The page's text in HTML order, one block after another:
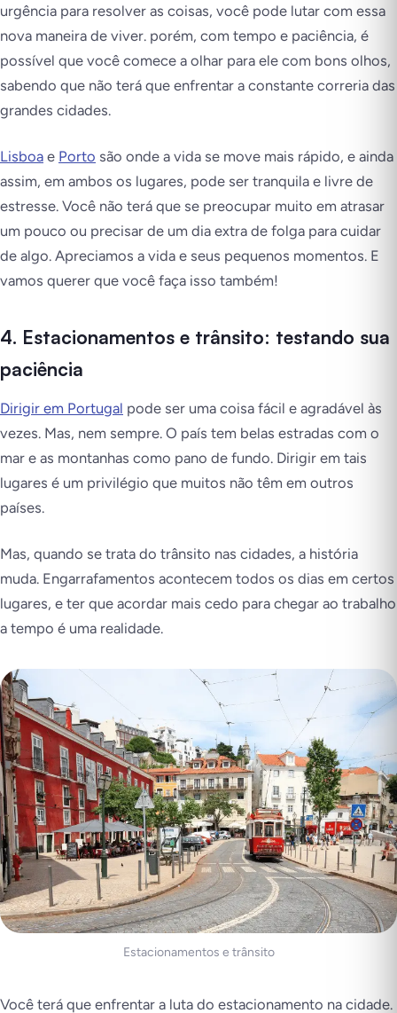
urgência para resolver as coisas, você pode lutar com essa
nova maneira de viver. porém, com tempo e paciência, é
possível que você comece a olhar para ele com bons olhos,
sabendo que não terá que enfrentar a constante correria das
grandes cidades.
Lisboa e Porto são onde a vida se move mais rápido, e ainda
assim, em ambos os lugares, pode ser tranquila e livre de
estresse. Você não terá que se preocupar muito em atrasar
um pouco ou precisar de um dia extra de folga para cuidar
de algo. Apreciamos a vida e seus pequenos momentos. E
vamos querer que você faça isso também!
4. Estacionamentos e trânsito: testando sua
paciência
Dirigir em Portugal pode ser uma coisa fácil e agradável às
vezes. Mas, nem sempre. O país tem belas estradas com o
mar e as montanhas como pano de fundo. Dirigir em tais
lugares é um privilégio que muitos não têm em outros
países.
Mas, quando se trata do trânsito nas cidades, a história
muda. Engarrafamentos acontecem todos os dias em certos
lugares, e ter que acordar mais cedo para chegar ao trabalho
a tempo é uma realidade.
Estacionamentos e trânsito
Você terá que enfrentar a luta do estacionamento na cidade.